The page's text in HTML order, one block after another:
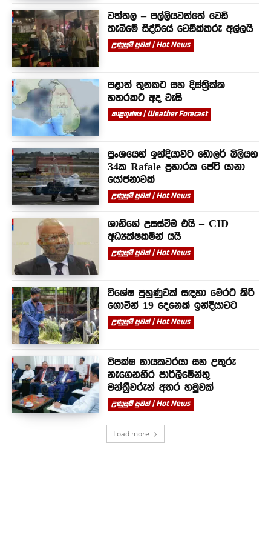
වත්තල – පල්ලියවත්තේ වෙඩි
තැබීමේ සිද්ධියේ වෙඩික්කරු අල්ලයි
උණුසුම් පුවත් | Hot News
පළාත් තුනකට සහ දිස්ත්‍රික්ක
හතරකට අද වැසි
කාළගුණය | Weather Forecast
ප්‍රංශයෙන් ඉන්දියාවට ඩොලර් බිලියන
34ක Rafale ප්‍රහාරක ජෙට් යානා
යෝජනාවක්
උණුසුම් පුවත් | Hot News
ශානිගේ උසස්වීම එයි – CID
අධ්‍යක්ෂකමින් යයි
උණුසුම් පුවත් | Hot News
විශේෂ පුහුණුවක් සඳහා මෙරට කිරි
ගොවීන් 19 දෙනෙක් ඉන්දියාවට
උණුසුම් පුවත් | Hot News
විපක්ෂ නායකවරයා සහ උතුරු
නැගෙනහිර පාර්ලිමේන්තු
මන්ත්‍රීවරුන් අතර හමුවක්
උණුසුම් පුවත් | Hot News
Load more